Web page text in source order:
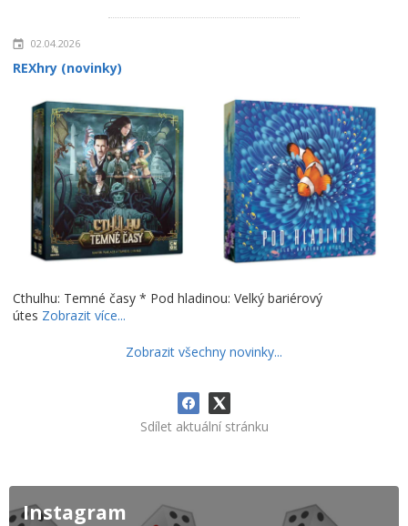
02.04.2026
REXhry (novinky)
Cthulhu: Temné časy * Pod hladinou: Velký bariérový
útes Zobrazit více...
Zobrazit všechny novinky...
Sdílet aktuální stránku
Instagram